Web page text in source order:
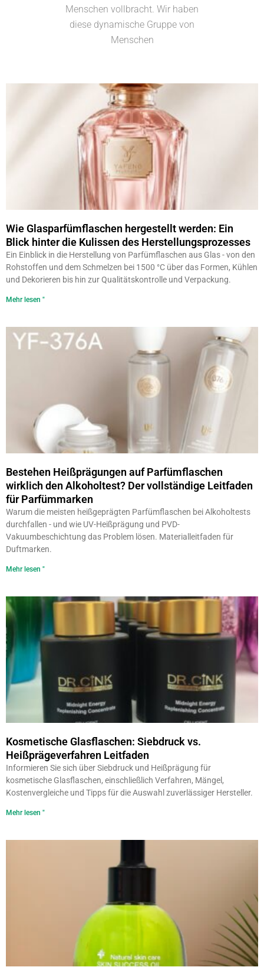
Menschen vollbracht. Wir haben
diese dynamische Gruppe von
Menschen
Wie Glasparfümflaschen hergestellt werden: Ein
Blick hinter die Kulissen des Herstellungsprozesses
Ein Einblick in die Herstellung von Parfümflaschen aus Glas - von den
Rohstoffen und dem Schmelzen bei 1500 °C über das Formen, Kühlen
und Dekorieren bis hin zur Qualitätskontrolle und Verpackung.
Mehr lesen "
Bestehen Heißprägungen auf Parfümflaschen
wirklich den Alkoholtest? Der vollständige Leitfaden
für Parfümmarken
Warum die meisten heißgeprägten Parfümflaschen bei Alkoholtests
durchfallen - und wie UV-Heißprägung und PVD-
Vakuumbeschichtung das Problem lösen. Materialleitfaden für
Duftmarken.
Mehr lesen "
Kosmetische Glasflaschen: Siebdruck vs.
Heißprägeverfahren Leitfaden
Informieren Sie sich über Siebdruck und Heißprägung für
kosmetische Glasflaschen, einschließlich Verfahren, Mängel,
Kostenvergleiche und Tipps für die Auswahl zuverlässiger Hersteller.
Mehr lesen "